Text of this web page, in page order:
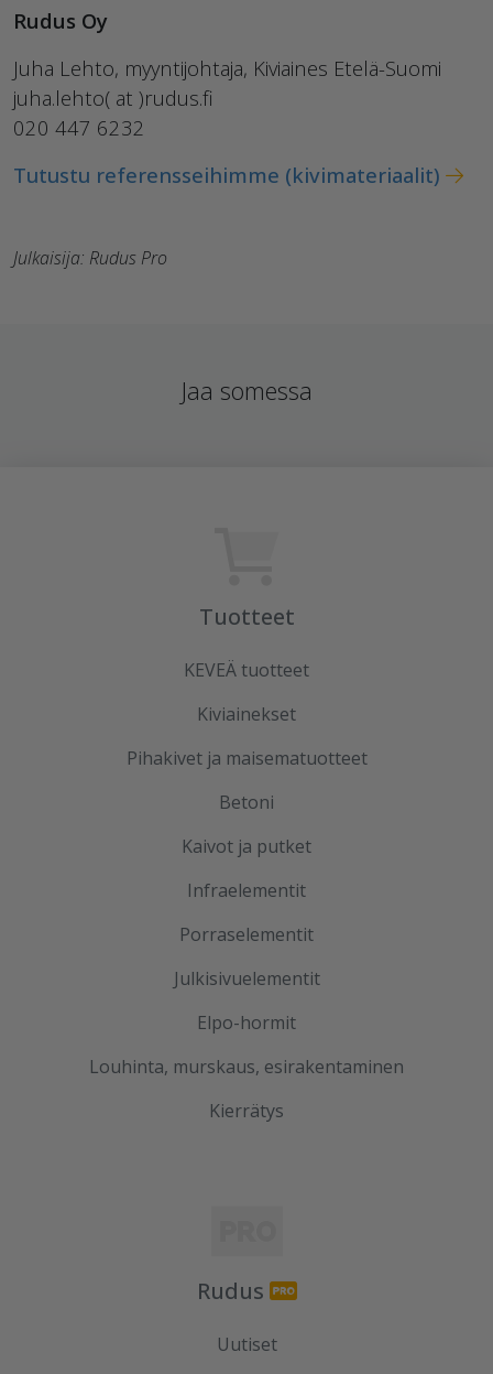
Rudus Oy
Juha Lehto, myyntijohtaja, Kiviaines Etelä-Suomi
juha.lehto( at )rudus.fi
020 447 6232
Tutustu referensseihimme (kivimateriaalit)
Julkaisija: Rudus Pro
Jaa somessa
Tuotteet
KEVEÄ tuotteet
Kiviainekset
Pihakivet ja maisematuotteet
Betoni
Kaivot ja putket
Infraelementit
Porraselementit
Julkisivuelementit
Elpo-hormit
Louhinta, murskaus, esirakentaminen
Kierrätys
Rudus
Uutiset